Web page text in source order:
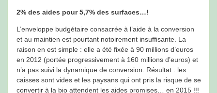
2% des aides pour 5,7% des surfaces…!
L’enveloppe budgétaire consacrée à l’aide à la conversion
et au maintien est pourtant notoirement insuffisante. La
raison en est simple : elle a été fixée à 90 millions d’euros
en 2012 (portée progressivement à 160 millions d’euros) et
n’a pas suivi la dynamique de conversion. Résultat : les
caisses sont vides et les paysans qui ont pris la risque de se
convertir à la bio attendent les aides promises… en 2015 !!!